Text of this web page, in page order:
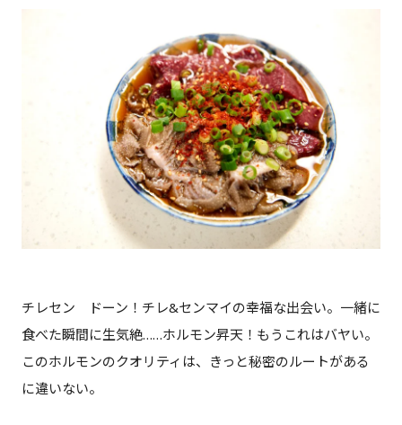
チレセン ドーン！チレ&センマイの幸福な出会い。一緒に
食べた瞬間に生気絶……ホルモン昇天！もうこれはバヤい。
このホルモンのクオリティは、きっと秘密のルートがある
に違いない。